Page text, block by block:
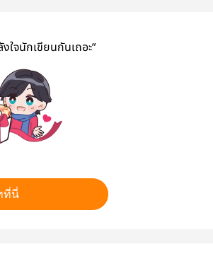
ใจนักเขียนกันเถอะ”
ที่นี่